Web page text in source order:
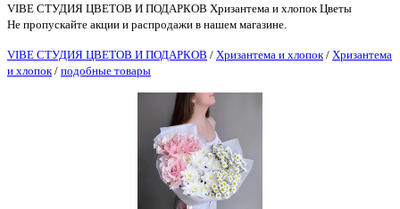
VIBE СТУДИЯ ЦВЕТОВ И ПОДАРКОВ Хризантема и хлопок Цветы
Не пропускайте акции и распродажи в нашем магазине.
VIBE СТУДИЯ ЦВЕТОВ И ПОДАРКОВ / Хризантема и хлопок / Хризантема
и хлопок / подобные товары